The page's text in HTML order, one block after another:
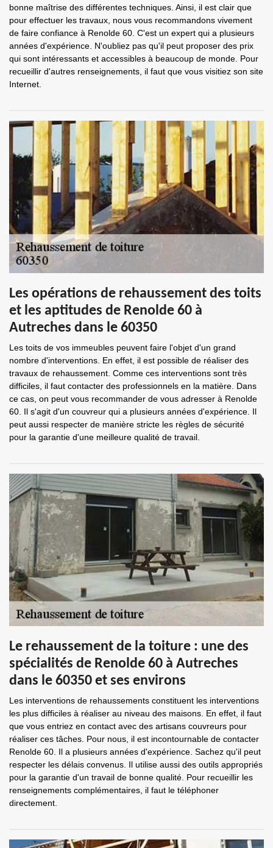
bonne maîtrise des différentes techniques. Ainsi, il est clair que
pour effectuer les travaux, nous vous recommandons vivement
de faire confiance à Renolde 60. C'est un expert qui a plusieurs
années d'expérience. N'oubliez pas qu'il peut proposer des prix
qui sont intéressants et accessibles à beaucoup de monde. Pour
recueillir d'autres renseignements, il faut que vous visitiez son site
Internet.
Les opérations de rehaussement des toits
et les aptitudes de Renolde 60 à
Autreches dans le 60350
Les toits de vos immeubles peuvent faire l'objet d'un grand
nombre d'interventions. En effet, il est possible de réaliser des
travaux de rehaussement. Comme ces interventions sont très
difficiles, il faut contacter des professionnels en la matière. Dans
ce cas, on peut vous recommander de vous adresser à Renolde
60. Il s'agit d'un couvreur qui a plusieurs années d'expérience. Il
peut aussi respecter de manière stricte les règles de sécurité
pour la garantie d'une meilleure qualité de travail.
Le rehaussement de la toiture : une des
spécialités de Renolde 60 à Autreches
dans le 60350 et ses environs
Les interventions de rehaussements constituent les interventions
les plus difficiles à réaliser au niveau des maisons. En effet, il faut
que vous entriez en contact avec des artisans couvreurs pour
réaliser ces tâches. Pour nous, il est incontournable de contacter
Renolde 60. Il a plusieurs années d'expérience. Sachez qu'il peut
respecter les délais convenus. Il utilise aussi des outils appropriés
pour la garantie d'un travail de bonne qualité. Pour recueillir les
renseignements complémentaires, il faut le téléphoner
directement.